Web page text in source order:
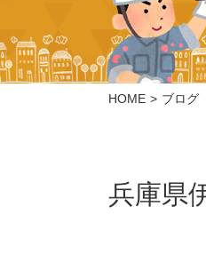
HOME ブログ
兵庫県